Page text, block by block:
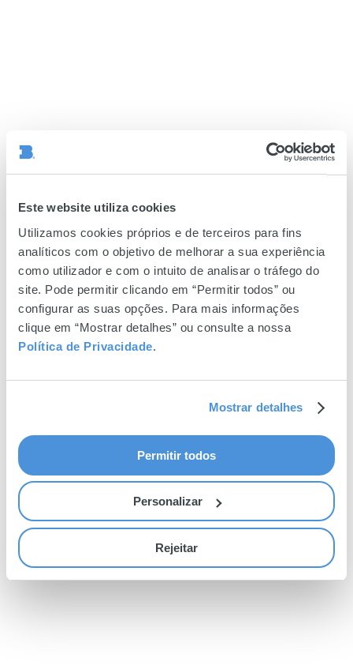
Este website utiliza cookies
Utilizamos cookies próprios e de terceiros para fins
analíticos com o objetivo de melhorar a sua experiência
como utilizador e com o intuito de analisar o tráfego do
site. Pode permitir clicando em “Permitir todos” ou
configurar as suas opções. Para mais informações
clique em “Mostrar detalhes” ou consulte a nossa
Política de Privacidade.
Mostrar detalhes
Permitir todos
Personalizar
Rejeitar